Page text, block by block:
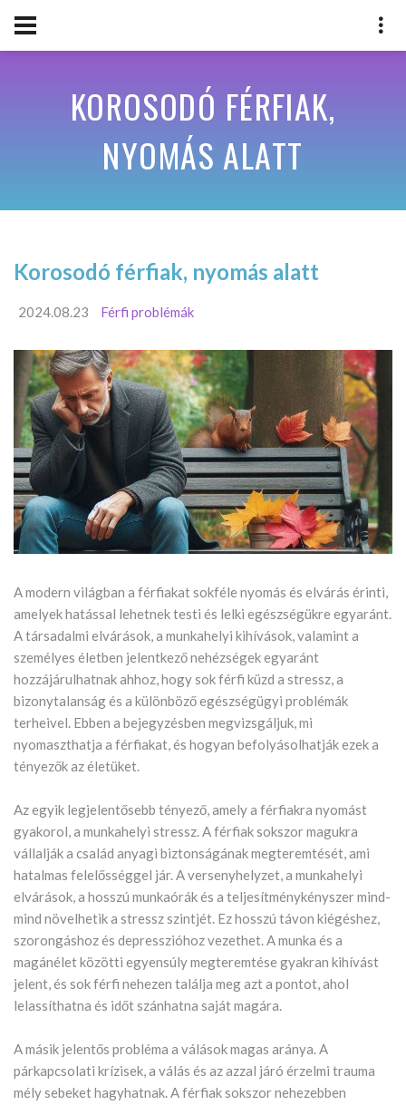
KOROSODÓ FÉRFIAK,
NYOMÁS ALATT
Korosodó férfiak, nyomás alatt
2024.08.23 Férfi problémák
A modern világban a férfiakat sokféle nyomás és elvárás érinti,
amelyek hatással lehetnek testi és lelki egészségükre egyaránt.
A társadalmi elvárások, a munkahelyi kihívások, valamint a
személyes életben jelentkező nehézségek egyaránt
hozzájárulhatnak ahhoz, hogy sok férfi küzd a stressz, a
bizonytalanság és a különböző egészségügyi problémák
terheivel. Ebben a bejegyzésben megvizsgáljuk, mi
nyomaszthatja a férfiakat, és hogyan befolyásolhatják ezek a
tényezők az életüket.
Az egyik legjelentősebb tényező, amely a férfiakra nyomást
gyakorol, a munkahelyi stressz. A férfiak sokszor magukra
vállalják a család anyagi biztonságának megteremtését, ami
hatalmas felelősséggel jár. A versenyhelyzet, a munkahelyi
elvárások, a hosszú munkaórák és a teljesítménykényszer mind-
mind növelhetik a stressz szintjét. Ez hosszú távon kiégéshez,
szorongáshoz és depresszióhoz vezethet. A munka és a
magánélet közötti egyensúly megteremtése gyakran kihívást
jelent, és sok férfi nehezen találja meg azt a pontot, ahol
lelassíthatna és időt szánhatna saját magára.
A másik jelentős probléma a válások magas aránya. A
párkapcsolati krízisek, a válás és az azzal járó érzelmi trauma
mély sebeket hagyhatnak. A férfiak sokszor nehezebben